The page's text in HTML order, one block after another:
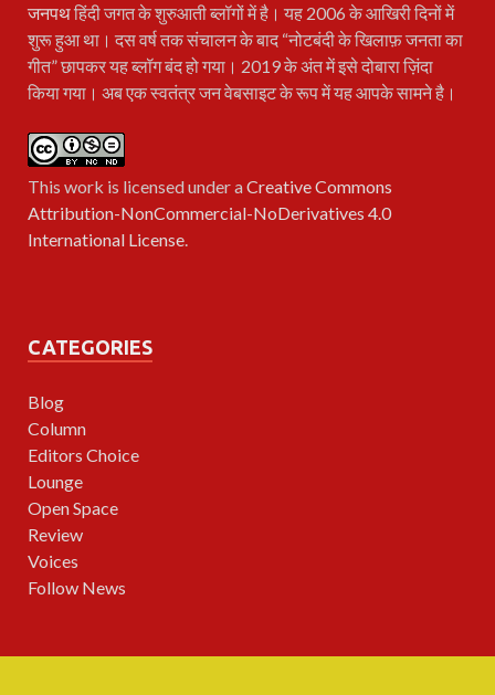
जनपथहिंदी जगत के शुरुआती ब्लॉगों में है। यह 2006 के आखिरी दिनों में
शुरू हुआ था। दस वर्ष तक संचालन के बाद “नोटबंदी के खिलाफ़ जनता का
गीत” छापकर यह ब्लॉग बंद हो गया। 2019 के अंत में इसे दोबारा ज़िंदा
किया गया। अब एक स्वतंत्र जन वेबसाइट के रूप में यह आपके सामने है।
This work is licensed under aCreative Commons
Attribution-NonCommercial-NoDerivatives 4.0
International License.
CATEGORIES
Blog
Column
Editors Choice
Lounge
Open Space
Review
Voices
Follow News